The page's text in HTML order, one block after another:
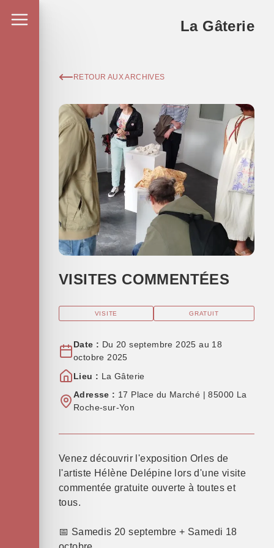
La Gâterie
RETOUR AUX ARCHIVES
VISITES COMMENTÉES
VISITE GRATUIT
Date : Du 20 septembre 2025 au 18
octobre 2025
Lieu : La Gâterie
Adresse : 17 Place du Marché | 85000 La
Roche-sur-Yon
Venez découvrir l'exposition Orles de
l'artiste Hélène Delépine lors d'une visite
commentée gratuite ouverte à toutes et
tous.
📅 Samedis 20 septembre + Samedi 18